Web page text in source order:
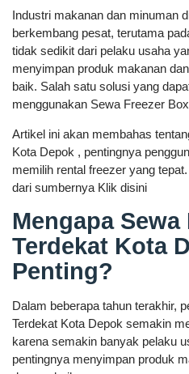
Industri makanan dan minuman
berkembang pesat, terutama
tidak sedikit dari pelaku usaha
menyimpan produk makanan
baik. Salah satu solusi yang
menggunakan Sewa Freezer
Artikel ini akan membahas
Kota Depok , pentingnya
memilih rental freezer yang
dari sumbernya Klik disini
Mengapa
Terdekat Kota
Penting?
Dalam beberapa tahun terakhir,
Terdekat Kota Depok semakin
karena semakin banyak pelaku
pentingnya menyimpan produk